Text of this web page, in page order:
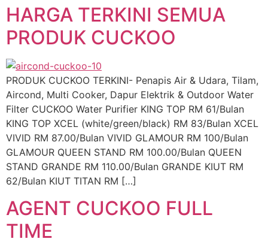
HARGA TERKINI SEMUA
PRODUK CUCKOO
PRODUK CUCKOO TERKINI- Penapis Air & Udara, Tilam,
Aircond, Multi Cooker, Dapur Elektrik & Outdoor Water
Filter CUCKOO Water Purifier KING TOP RM 61/Bulan
KING TOP XCEL (white/green/black) RM 83/Bulan XCEL
VIVID RM 87.00/Bulan VIVID GLAMOUR RM 100/Bulan
GLAMOUR QUEEN STAND RM 100.00/Bulan QUEEN
STAND GRANDE RM 110.00/Bulan GRANDE KIUT RM
62/Bulan KIUT TITAN RM […]
AGENT CUCKOO FULL
TIME